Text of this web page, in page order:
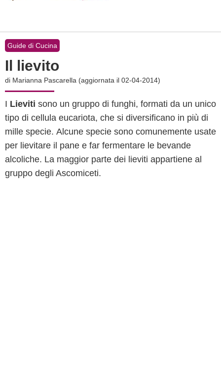
Guide di Cucina
Il lievito
di Marianna Pascarella (aggiornata il 02-04-2014)
I Lieviti sono un gruppo di funghi, formati da un unico
tipo di cellula eucariota, che si diversificano in più di
mille specie. Alcune specie sono comunemente usate
per lievitare il pane e far fermentare le bevande
alcoliche. La maggior parte dei lieviti appartiene al
gruppo degli Ascomiceti.